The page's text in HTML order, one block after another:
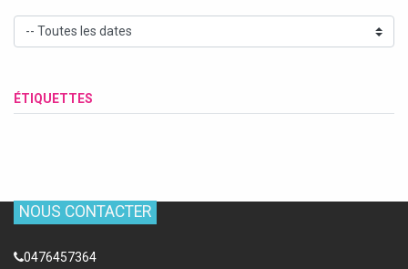
ÉTIQUETTES
NOUS CONTACTER
0476457364